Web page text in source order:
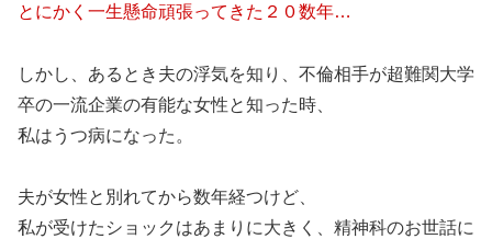
とにかく一生懸命頑張ってきた２０数年…
しかし、あるとき夫の浮気を知り、不倫相手が超難関大学
卒の一流企業の有能な女性と知った時、
私はうつ病になった。
夫が女性と別れてから数年経つけど、
私が受けたショックはあまりに大きく、精神科のお世話に